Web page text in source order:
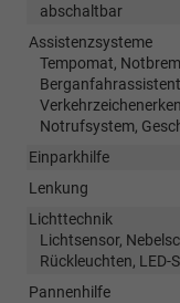
abschaltbar
Assistenzsysteme
Tempomat,
Notrufsystem,
Einparkhilfe
Lenkung
Lichttechnik
Lichtsensor,
Rückleuchten, LED-
Pannenhilfe